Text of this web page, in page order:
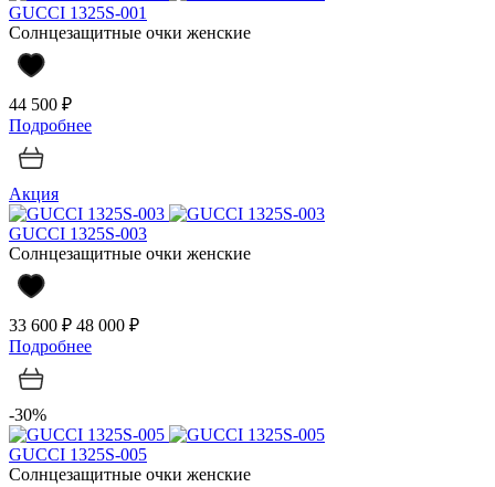
GUCCI 1325S-001
Солнцезащитные очки женские
44 500 ₽
Подробнее
Акция
GUCCI 1325S-003
Солнцезащитные очки женские
33 600 ₽ 48 000 ₽
Подробнее
-30%
GUCCI 1325S-005
Солнцезащитные очки женские